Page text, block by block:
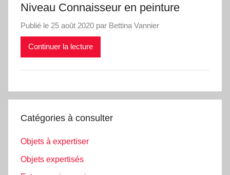
Niveau Connaisseur en peinture
Publié le 25 août 2020 par Bettina Vannier
Continuer la lecture
Catégories à consulter
Objets à expertiser
Objets expertisés